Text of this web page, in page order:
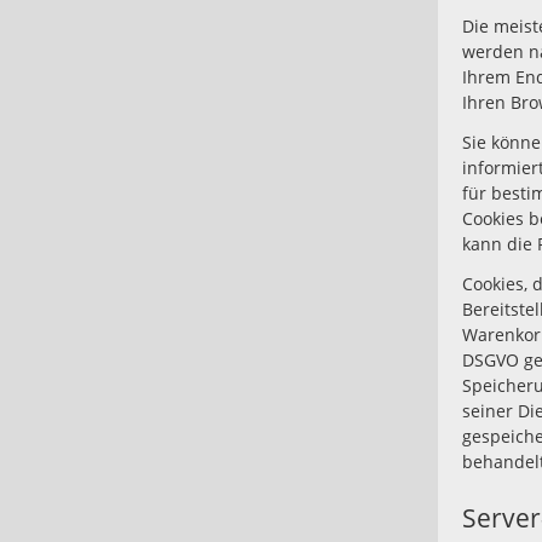
Die
werden
Ihrem
Ihren
Sie
für
Cookies
kann die
Cookies,
DSGVO
seiner